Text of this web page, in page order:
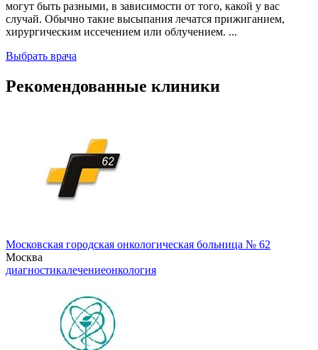
могут быть разными, в зависимости от того, какой у вас
случай. Обычно такие высыпания лечатся прижиганием,
хирургическим иссечением или облучением. ...
Выбрать врача
Рекомендованные клиники
Московская городская онкологическая больница № 62
Москва
диагностикалечениеонкология